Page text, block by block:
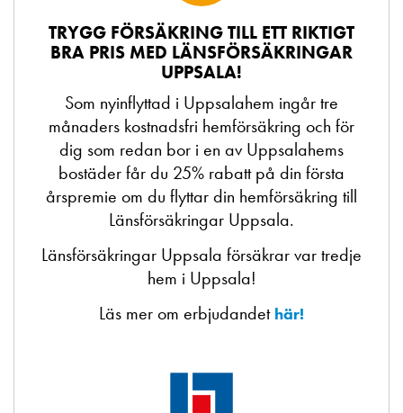
TRYGG FÖRSÄKRING TILL ETT RIKTIGT
BRA PRIS MED LÄNSFÖRSÄKRINGAR
UPPSALA!
Som nyinflyttad i Uppsalahem ingår tre
månaders kostnadsfri hemförsäkring och för
dig som redan bor i en av Uppsalahems
bostäder får du 25% rabatt på din första
årspremie om du flyttar din hemförsäkring till
Länsförsäkringar Uppsala.
Länsförsäkringar Uppsala försäkrar var tredje
hem i Uppsala!
Läs mer om erbjudandet här!